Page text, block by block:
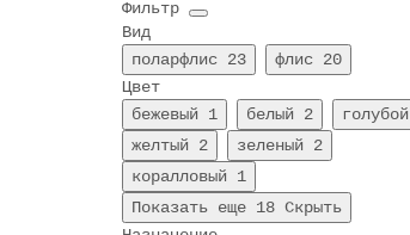
Фильтр
Вид
поларфлис 23 флис 20
Цвет
бежевый
1 белый 2 голубой
желтый
2 зеленый
2
коралловый
1
Показать еще 18 Скрыть